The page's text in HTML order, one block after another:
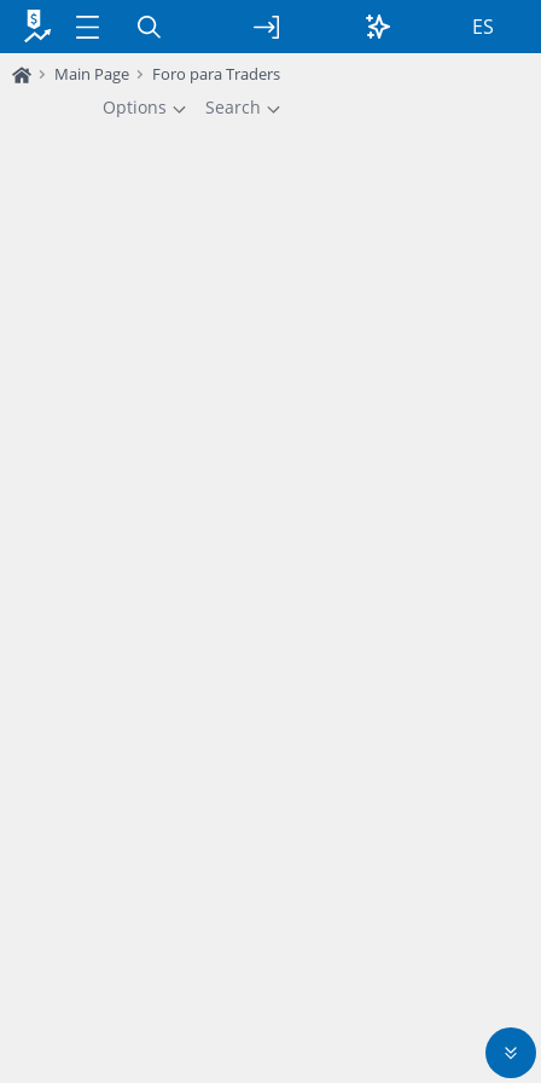
ES
Main Page Foro para Traders
Options Search